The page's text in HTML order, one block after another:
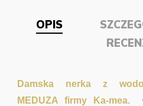
OPIS
Damska nerka z
MEDUZA firmy Ka-mea.